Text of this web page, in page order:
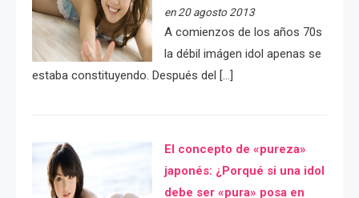
en 20 agosto 2013
A comienzos de los años 70s
la débil imágen idol apenas se
estaba constituyendo. Después del […]
El concepto de «pureza»
japonés: ¿Porqué si una idol
debe ser «pura» posa en